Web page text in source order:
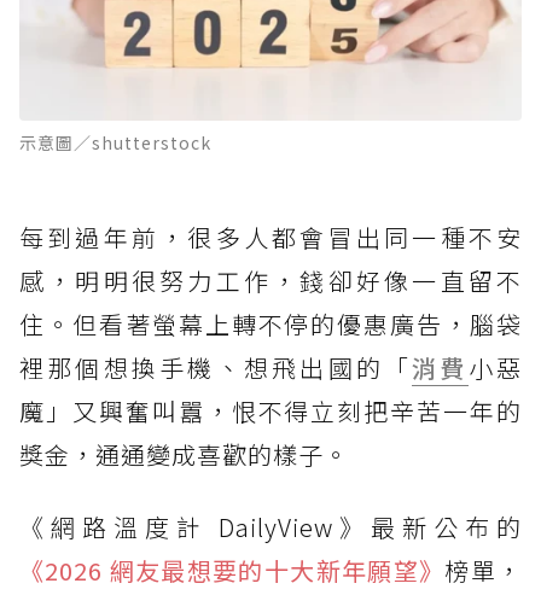
示意圖／shutterstock
每到過年前，很多人都會冒出同一種不安
感，明明很努力工作，錢卻好像一直留不
住。但看著螢幕上轉不停的優惠廣告，腦袋
裡那個想換手機、想飛出國的「消費 小惡
魔」又興奮叫囂，恨不得立刻把辛苦一年的
獎金，通通變成喜歡的樣子。
《網路溫度計 DailyView》最新公布的
《2026 網友最想要的十大新年願望》 榜單，